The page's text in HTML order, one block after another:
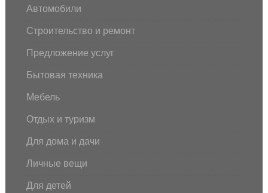
Автомобили
Строительство и ремонт
Предложение услуг
Бытовая техника
Мебель
Отдых и туризм
Для дома и дачи
Личные вещи
Для детей